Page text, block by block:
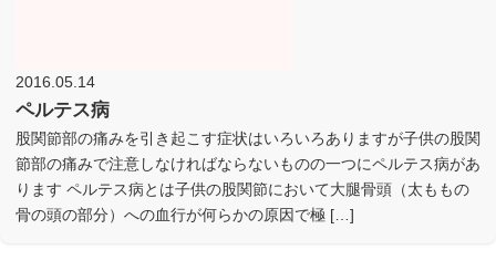
2016.05.14
ペルテス病
股関節部の痛みを引き起こす症状はいろいろありますが子供の股関
節部の痛みで注意しなければならないものの一つにペルテス病があ
ります ペルテス病とは子供の股関節において大腿骨頭（太ももの
骨の頭の部分）への血行が何らかの原因で極 […]